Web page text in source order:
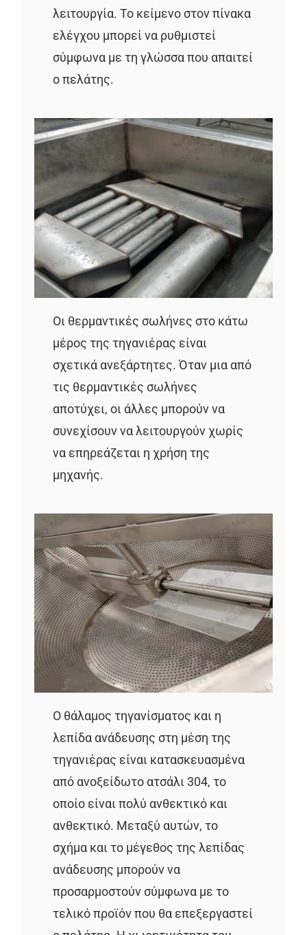
λειτουργία. Το κείμενο στον πίνακα
ελέγχου μπορεί να ρυθμιστεί
σύμφωνα με τη γλώσσα που απαιτεί
ο πελάτης.
Οι θερμαντικές σωλήνες στο κάτω
μέρος της τηγανιέρας είναι
σχετικά ανεξάρτητες. Όταν μια από
τις θερμαντικές σωλήνες
αποτύχει, οι άλλες μπορούν να
συνεχίσουν να λειτουργούν χωρίς
να επηρεάζεται η χρήση της
μηχανής.
Ο θάλαμος τηγανίσματος και η
λεπίδα ανάδευσης στη μέση της
τηγανιέρας είναι κατασκευασμένα
από ανοξείδωτο ατσάλι 304, το
οποίο είναι πολύ ανθεκτικό και
ανθεκτικό. Μεταξύ αυτών, το
σχήμα και το μέγεθος της λεπίδας
ανάδευσης μπορούν να
προσαρμοστούν σύμφωνα με το
τελικό προϊόν που θα επεξεργαστεί